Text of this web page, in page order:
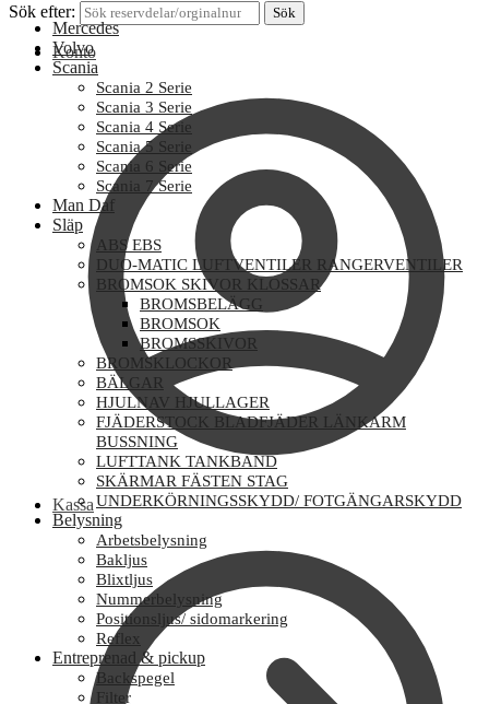
Sök efter: Sök
Konto
Kassa
Mercedes
Volvo
Scania
Scania 2 Serie
Scania 3 Serie
Scania 4 Serie
Scania 5 Serie
Scania 6 Serie
Scania 7 Serie
Man Daf
Släp
ABS EBS
DUO-MATIC LUFTVENTILER RANGERVENTILER
BROMSOK SKIVOR KLOSSAR
BROMSBELÄGG
BROMSOK
BROMSSKIVOR
BROMSKLOCKOR
BÄLGAR
HJULNAV HJULLAGER
FJÄDERSTOCK BLADFJÄDER LÄNKARM
BUSSNING
LUFTTANK TANKBAND
SKÄRMAR FÄSTEN STAG
UNDERKÖRNINGSSKYDD/ FOTGÄNGARSKYDD
Belysning
Arbetsbelysning
Bakljus
Blixtljus
Nummerbelysning
Positionsljus/ sidomarkering
Reflex
Entreprenad & pickup
Backspegel
Filter